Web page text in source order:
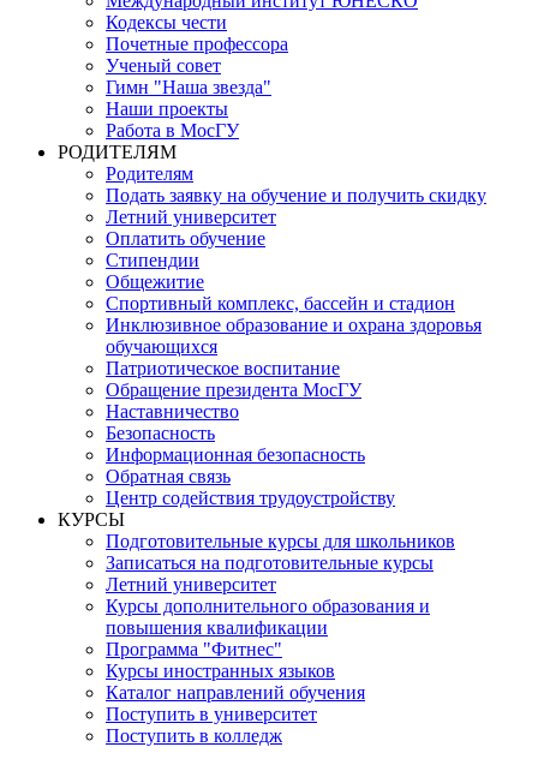
Кодексы чести
Почетные профессора
Ученый совет
Гимн "Наша звезда"
Наши проекты
Работа в МосГУ
РОДИТЕЛЯМ
Родителям
Подать заявку на обучение и получить скидку
Летний университет
Оплатить обучение
Стипендии
Общежитие
Спортивный комплекс, бассейн и стадион
Инклюзивное образование и охрана здоровья
обучающихся
Патриотическое воспитание
Обращение президента МосГУ
Наставничество
Безопасность
Информационная безопасность
Обратная связь
Центр содействия трудоустройству
КУРСЫ
Подготовительные курсы для школьников
Записаться на подготовительные курсы
Летний университет
Курсы дополнительного образования и
повышения квалификации
Программа "Фитнес"
Курсы иностранных языков
Каталог направлений обучения
Поступить в университет
Поступить в колледж